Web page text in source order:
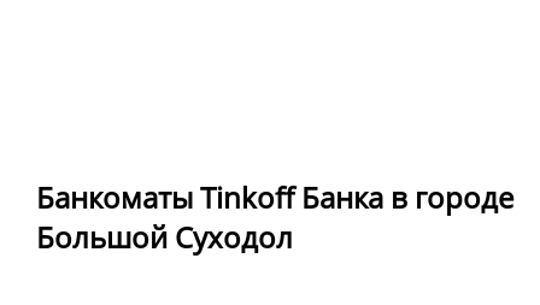
Банкоматы Tinkoff Банка в городе
Большой Суходол